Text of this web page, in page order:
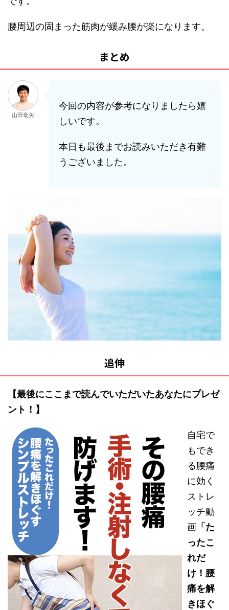
腰周辺の固まった筋肉が緩み腰が楽になります。
まとめ
山田竜矢
今回の内容が参考になりましたら嬉
しいです。
本日も最後までお読みいただき有難
うございました。
追伸
【最後にここまで読んでいただいたあなたにプレゼ
ント！】
自宅で
もでき
る腰痛
に効く
ストレ
ッチ動
画 「た
ったこ
れだ
け！腰
痛を解
きほぐ